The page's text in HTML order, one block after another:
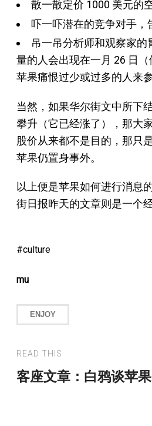
散一散定价 1000 美元的
吓一吓潜在的竞争对手，
吊一吊分析师和观察家
量的人会出现在一月 26 日（
苹果痛恨过少或过多的人来
当然，如果华尔街文中所下
攀升（它已经涨了），那大
股价从来都不是目的，那只
苹果仍置身事外。
以上便是苹果如何进行消息
街日报昨天的文章则是一个
culture
mu
ENJOY
READ THIS
客座文章：白鸦谈苹